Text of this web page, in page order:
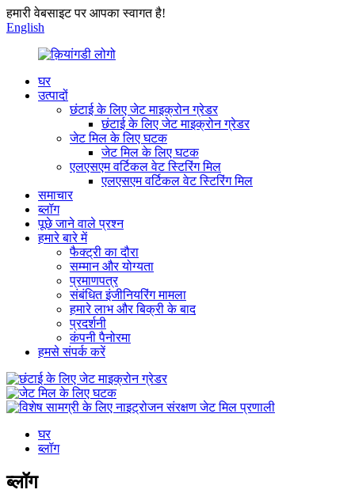
हमारी वेबसाइट पर आपका स्वागत है!
English
घर
उत्पादों
छंटाई के लिए जेट माइक्रोन ग्रेडर
छंटाई के लिए जेट माइक्रोन ग्रेडर
जेट मिल के लिए घटक
जेट मिल के लिए घटक
एलएसएम वर्टिकल वेट स्टिरिंग मिल
एलएसएम वर्टिकल वेट स्टिरिंग मिल
समाचार
ब्लॉग
पूछे जाने वाले प्रश्न
हमारे बारे में
फैक्ट्री का दौरा
सम्मान और योग्यता
प्रमाणपत्र
संबंधित इंजीनियरिंग मामला
हमारे लाभ और बिक्री के बाद
प्रदर्शनी
कंपनी पैनोरमा
हमसे संपर्क करें
घर
ब्लॉग
ब्लॉग